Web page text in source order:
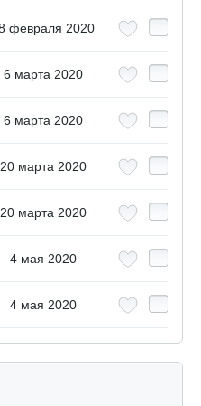
февраля 2020
6 марта 2020
6 марта 2020
20 марта 2020
20 марта 2020
4 мая 2020
4 мая 2020